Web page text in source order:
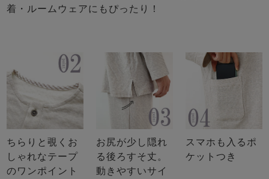
着・ルームウェアにもぴったり！
ちらりと覗くお
しゃれなテープ
のワンポイント
お尻が少し隠れ
る後ろすそ丈。
動きやすいサイ
スマホも入るポ
ケットつき